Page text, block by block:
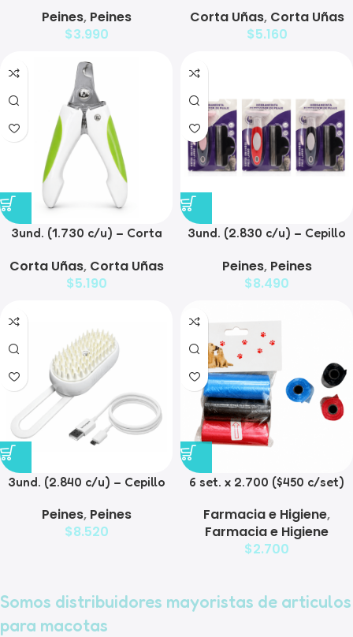
Peines, Peines
$3.990
Antideslizante
Corta Uñas, Corta Uñas
$5.160
3und. (1.730 c/u) – Corta
Corta Uñas, Corta Uñas
$5.190
3und. (2.830 c/u) – Cepillo
Peines, Peines
$8.490
3und. (2.840 c/u) – Cepillo
Peines, Peines
$8.520
6 set. x 2.700 ($450 c/set)
Mascotas
Farmacia e Higiene,
Farmacia e Higiene
$2.700
Somos distribuidores mayoristas de articulos
para macotas